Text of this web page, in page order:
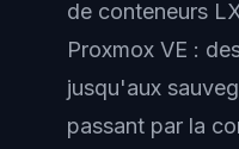
de conteneurs
Proxmox VE :
jusqu'aux
passant par la